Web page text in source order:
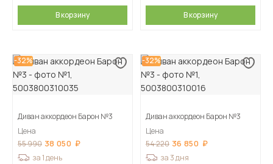
В корзину В корзину
-32%
Диван аккордеон Барон №3
Цена
55 990 38 050
за 1 день
-32%
Диван аккордеон Барон №3
Цена
54 220 36 850
за 3 дня